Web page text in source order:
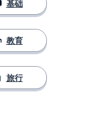
基础
教育
旅行